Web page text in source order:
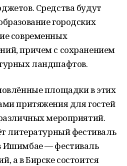
Средства будут
городских
современных
причем с сохранением
ландшафтов.
площадки в этих
притяжения для гостей
мероприятий.
литературный фестиваль
Ишимбае — фестиваль
а в Бирске состоится